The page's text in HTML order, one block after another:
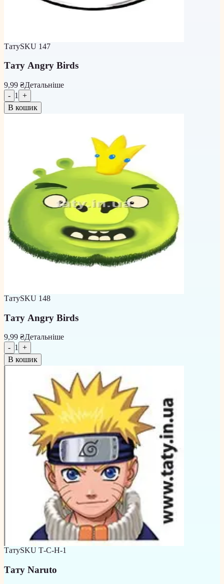
ТатуSKU 147
Тату Angry Birds
9,99 ₴Детальніше
- 1
+
В кошик
ТатуSKU 148
Тату Angry Birds
9,99 ₴Детальніше
- 1
+
В кошик
ТатуSKU Т-С-Н-1
Тату Naruto